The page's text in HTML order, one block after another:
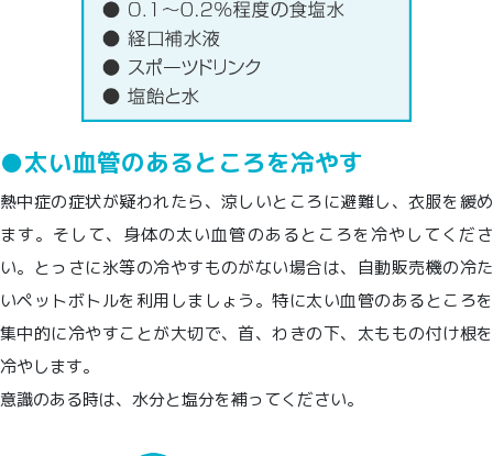
●太い血管のあるところを冷やす
熱中症の症状が疑われたら、涼しいところに避難し、衣服を緩め
ます。そして、身体の太い血管のあるところを冷やしてくださ
い。とっさに氷等の冷やすものがない場合は、自動販売機の冷た
いペットボトルを利用しましょう。特に太い血管のあるところを
集中的に冷やすことが大切で、首、わきの下、太ももの付け根を
冷やします。
意識のある時は、水分と塩分を補ってください。